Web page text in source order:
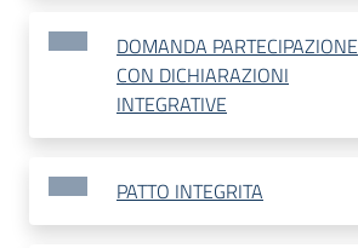
DOMANDA PARTECIPAZIONE
CON DICHIARAZIONI
INTEGRATIVE
PATTO INTEGRITA